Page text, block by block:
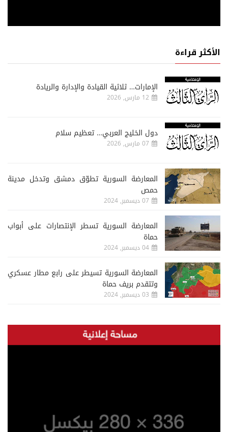
الأكثر قراءة
الإمارات… ثلاثية القيادة والإدارة والريادة
12 مارس, 2026
دول الخليج العربي… تعظيم سلام
07 مارس, 2026
المعارضة السورية تطوّق دمشق وتدخل مدينة
حمص
07 ديسمبر, 2024
المعارضة السورية تسطر الإنتصارات على أبواب
حماة
04 ديسمبر, 2024
المعارضة السورية تسيطر على رابع مطار عسكري
وتتقدم بريف حماة
03 ديسمبر, 2024